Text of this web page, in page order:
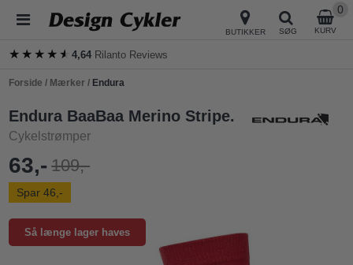
BUTIKKER SØG KURV
0
★★★★★
★★★★★4,64 Rilanto Reviews
Forside / Mærker / Endura
Endura BaaBaa Merino Stripe.
Cykelstrømper
63,- 109,-
Spar 46,-
Så længe lager haves